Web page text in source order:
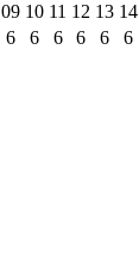
09 10 11 12 13 14
6 6 6 6 6 6